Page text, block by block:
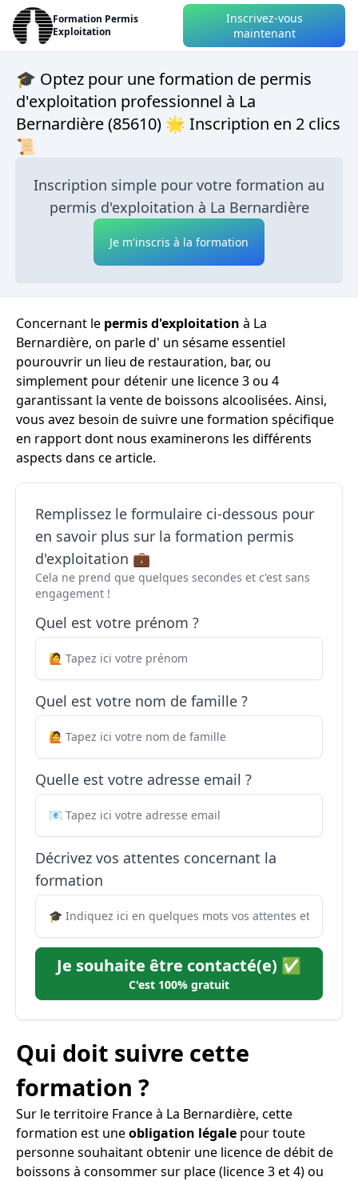
Formation Permis
Exploitation
Inscrivez-vous
maintenant
🎓 Optez pour une formation de permis
d'exploitation professionnel à La
Bernardière (85610) 🌟 Inscription en 2 clics
📜
Inscription simple pour votre formation au
permis d'exploitation à La Bernardière
Je m'inscris à la formation
Concernant le permis d'exploitation à La
Bernardière, on parle d' un sésame essentiel
pourouvrir un lieu de restauration, bar, ou
simplement pour détenir une licence 3 ou 4
garantissant la vente de boissons alcoolisées. Ainsi,
vous avez besoin de suivre une formation spécifique
en rapport dont nous examinerons les différents
aspects dans ce article.
Remplissez le formulaire ci-dessous pour
en savoir plus sur la formation permis
d'exploitation 💼
Cela ne prend que quelques secondes et c'est sans
engagement !
Quel est votre prénom ?
Quel est votre nom de famille ?
Quelle est votre adresse email ?
Décrivez vos attentes concernant la
formation
Je souhaite être contacté(e) ✅
C'est 100% gratuit
Qui doit suivre cette
formation ?
Sur le territoire France à La Bernardière, cette
formation est uneobligation légale pour toute
personne souhaitant obtenir une licence de débit de
boissons à consommer sur place (licence 3 et 4) ou